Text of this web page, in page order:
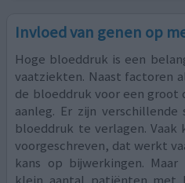
Invloed van genen op
Hoge bloeddruk is een
vaatziekten. Naast factoren
de bloeddruk voor een
aanleg. Er zijn
bloeddruk te verlagen. Vaak
voorgeschreven, dat werkt
kans op bijwerkingen.